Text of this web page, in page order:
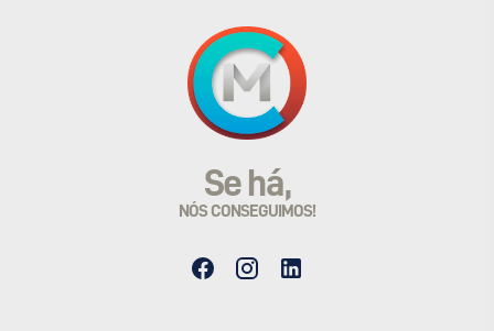
Se há,
NÓS CONSEGUIMOS!